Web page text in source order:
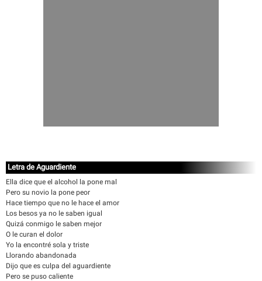
Letra de Aguardiente
Ella dice que el alcohol la pone mal
Pero su novio la pone peor
Hace tiempo que no le hace el amor
Los besos ya no le saben igual
Quizá conmigo le saben mejor
O le curan el dolor
Yo la encontré sola y triste
Llorando abandonada
Dijo que es culpa del aguardiente
Pero se puso caliente